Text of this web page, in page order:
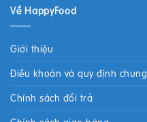
Về HappyFood
Giới thiệu
Điều khoản và quy định chung
Chính sách đổi trả